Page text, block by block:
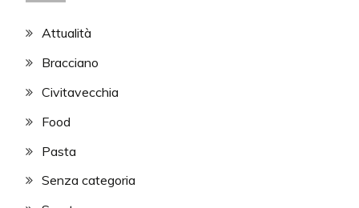
Attualità
Bracciano
Civitavecchia
Food
Pasta
Senza categoria